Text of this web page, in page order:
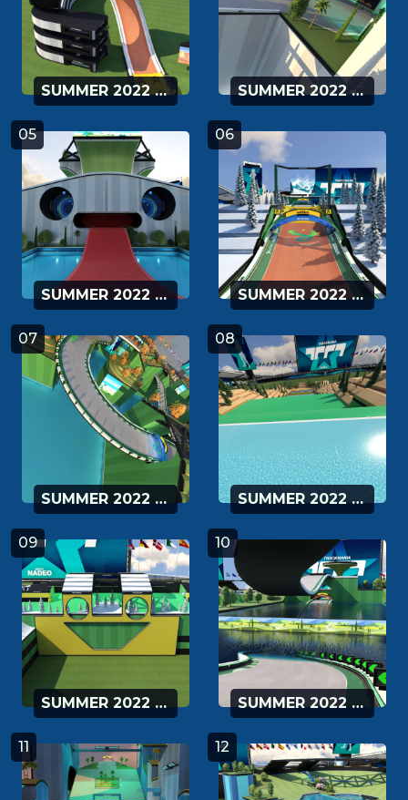
SUMMER 2022 - 03 SUMMER 2022 - 04
05
SUMMER 2022 - 05
06
SUMMER 2022 - 06
07
SUMMER 2022 - 07
08
SUMMER 2022 - 08
09
SUMMER 2022 - 09
10
SUMMER 2022 - 10
11 12